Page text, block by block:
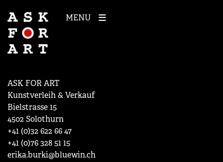
MENU
ASK FOR ART
Kunstverleih & Verkauf
Bielstrasse 15
4502 Solothurn
+41 (0)32 622 66 47
+41 (0)76 328 51 15
erika.burki@bluewin.ch